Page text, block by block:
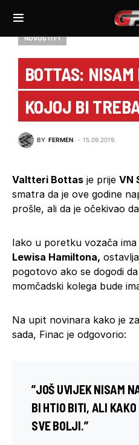
NOVOSTI F1
BOTTAS:
KOJOJ BI
BY FERMEN 15.09.2019.
Valtteri Bottas je prije VN
smatra da je ove godine
prošle, ali da je očekivao
Iako u poretku vozača
Lewisa Hamiltona,
pogotovo ako se dogodi
momčadski kolega bude
Na upit novinara kako je
sada, Finac je odgovorio:
”JOŠ UVIJEK NISAM
BI HTIO BITI, ALI
SVE BOLJI.”